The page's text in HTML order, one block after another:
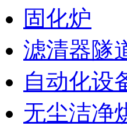
固化炉
滤清器隧
自动化设
无尘洁净